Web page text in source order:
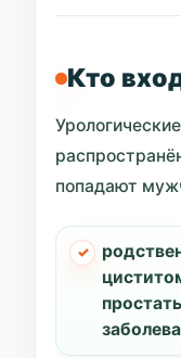
Кто
попадают